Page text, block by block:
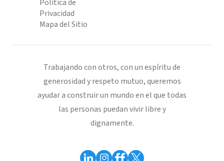
Política de
Privacidad
Mapa del Sitio
Trabajando con otros, con un espíritu de
generosidad y respeto mutuo, queremos
ayudar a construir un mundo en el que todas
las personas puedan vivir libre y
dignamente.